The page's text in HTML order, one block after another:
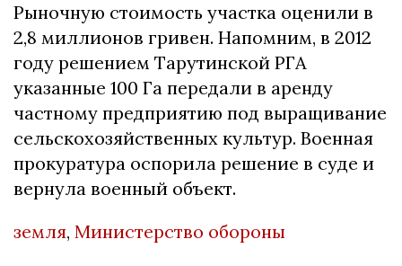
Рыночную стоимость участка оценили в
2,8 миллионов гривен. Напомним, в 2012
году решением Тарутинской РГА
указанные 100 Га передали в аренду
частному предприятию под выращивание
сельскохозяйственных культур. Военная
прокуратура оспорила решение в суде и
вернула военный объект.
земля, Министерство обороны